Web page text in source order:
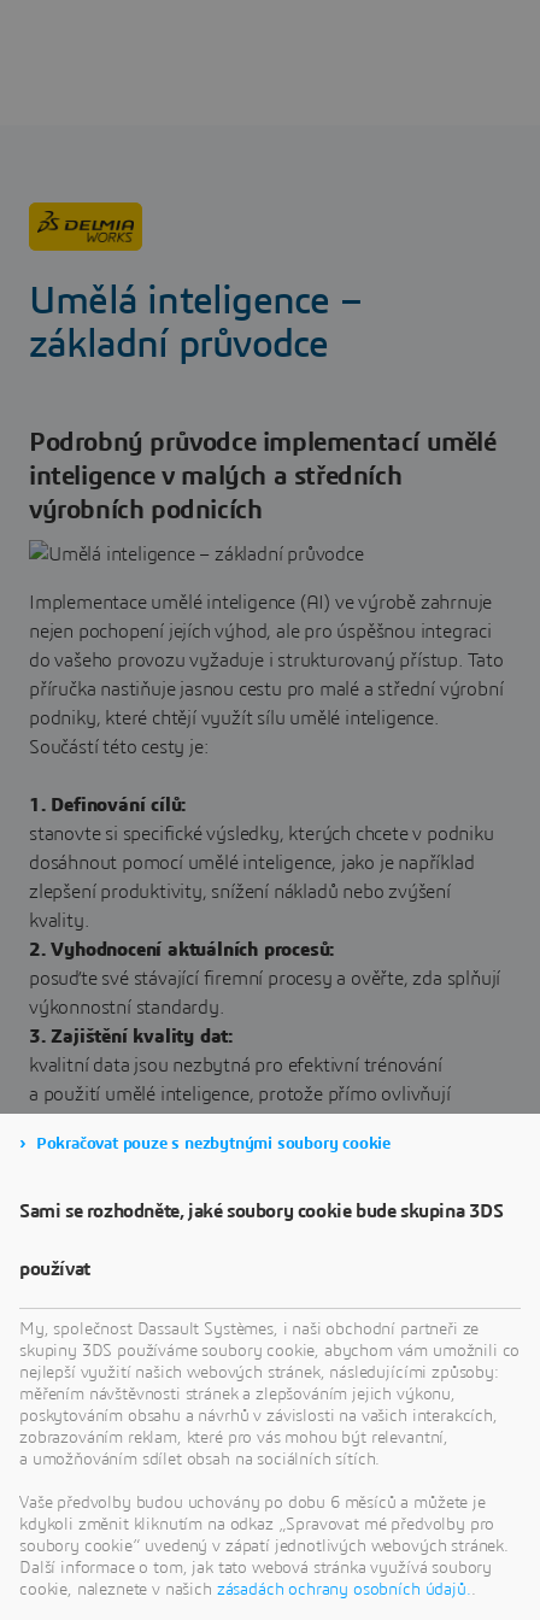
Umělá inteligence –
základní průvodce
Podrobný průvodce implementací umělé
inteligence v malých a středních
výrobních podnicích
Implementace umělé inteligence (AI) ve výrobě zahrnuje
nejen pochopení jejích výhod, ale pro úspěšnou integraci
do vašeho provozu vyžaduje i strukturovaný přístup. Tato
příručka nastiňuje jasnou cestu pro malé a střední výrobní
podniky, které chtějí využít sílu umělé inteligence.
Součástí této cesty je:
1. Definování cílů:
stanovte si specifické výsledky, kterých chcete v podniku
dosáhnout pomocí umělé inteligence, jako je například
zlepšení produktivity, snížení nákladů nebo zvýšení
kvality.
2. Vyhodnocení aktuálních procesů:
posuďte své stávající firemní procesy a ověřte, zda splňují
výkonnostní standardy.
3. Zajištění kvality dat:
kvalitní data jsou nezbytná pro efektivní trénování
a použití umělé inteligence, protože přímo ovlivňují
4. Zavedení správy pomocí lidské kontroly:
vede ke spolehlivějším výsledkům.
zaměřte pilotní projekty na oblasti, jako je prediktivní
přínos AI rychle prokázat.
Neotálejte a vydejte se na svou cestu s umělou inteligencí.
Stáhněte si příručku a využijte hodnotu umělé inteligence
ve svých výrobních činnostech.
Stáhněte si příručku Umělá
Pokračovat pouze s nezbytnými soubory cookie
Sami se rozhodněte, jaké soubory cookie bude skupina 3DS
používat
My, společnost Dassault Systèmes, i naši obchodní partneři ze
skupiny 3DS používáme soubory cookie, abychom vám umožnili co
nejlepší využití našich webových stránek, následujícími způsoby:
měřením návštěvnosti stránek a zlepšováním jejich výkonu,
poskytováním obsahu a návrhů v závislosti na vašich interakcích,
zobrazováním reklam, které pro vás mohou být relevantní,
a umožňováním sdílet obsah na sociálních sítích.
Vaše předvolby budou uchovány po dobu 6 měsíců a můžete je
kdykoli změnit kliknutím na odkaz „Spravovat mé předvolby pro
soubory cookie“ uvedený v zápatí jednotlivých webových stránek.
Další informace o tom, jak tato webová stránka využívá soubory
cookie, naleznete v našich zásadách ochrany osobních údajů..